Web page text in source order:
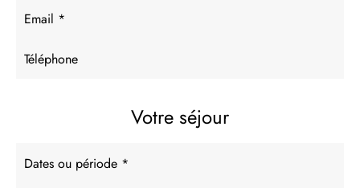
Votre séjour